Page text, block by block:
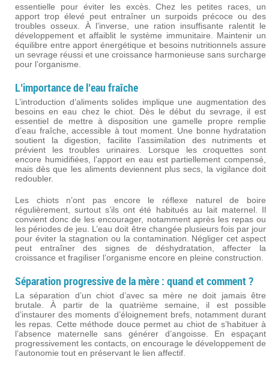
essentielle pour éviter les excès. Chez les petites races, un
apport trop élevé peut entraîner un surpoids précoce ou des
troubles osseux. À l’inverse, une ration insuffisante ralentit le
développement et affaiblit le système immunitaire. Maintenir un
équilibre entre apport énergétique et besoins nutritionnels assure
un sevrage réussi et une croissance harmonieuse sans surcharge
pour l’organisme.
L’importance de l’eau fraîche
L’introduction d’aliments solides implique une augmentation des
besoins en eau chez le chiot. Dès le début du sevrage, il est
essentiel de mettre à disposition une gamelle propre remplie
d’eau fraîche, accessible à tout moment. Une bonne hydratation
soutient la digestion, facilite l’assimilation des nutriments et
prévient les troubles urinaires. Lorsque les croquettes sont
encore humidifiées, l’apport en eau est partiellement compensé,
mais dès que les aliments deviennent plus secs, la vigilance doit
redoubler.
Les chiots n’ont pas encore le réflexe naturel de boire
régulièrement, surtout s’ils ont été habitués au lait maternel. Il
convient donc de les encourager, notamment après les repas ou
les périodes de jeu. L’eau doit être changée plusieurs fois par jour
pour éviter la stagnation ou la contamination. Négliger cet aspect
peut entraîner des signes de déshydratation, affecter la
croissance et fragiliser l’organisme encore en pleine construction.
Séparation progressive de la mère : quand et comment ?
La séparation d’un chiot d’avec sa mère ne doit jamais être
brutale. À partir de la quatrième semaine, il est possible
d’instaurer des moments d’éloignement brefs, notamment durant
les repas. Cette méthode douce permet au chiot de s’habituer à
l’absence maternelle sans générer d’angoisse. En espaçant
progressivement les contacts, on encourage le développement de
l’autonomie tout en préservant le lien affectif.